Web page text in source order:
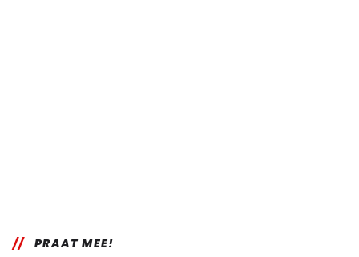
PRAAT MEE!